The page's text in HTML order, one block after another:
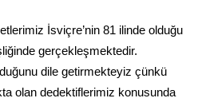
İsviçre’nin 81 ilinde olduğu
gerçekleşmektedir.
dile getirmekteyiz çünkü
olan dedektiflerimiz konusunda